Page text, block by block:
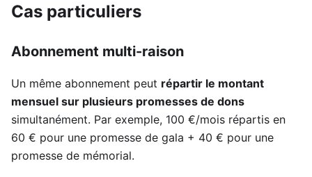
Cas particuliers
Abonnement multi-raison
Un même abonnement peut répartir le montant
mensuel sur plusieurs promesses de dons
simultanément. Par exemple, 100 €/mois répartis en
60 € pour une promesse de gala + 40 € pour une
promesse de mémorial.